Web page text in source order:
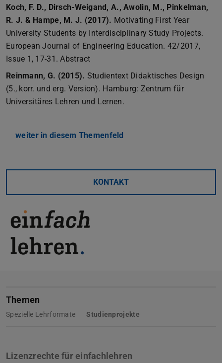
Koch, F. D., Dirsch-Weigand, A., Awolin, M., Pinkelman,
R. J. & Hampe, M. J. (2017). Motivating First Year
University Students by Interdisciplinary Study Projects.
European Journal of Engineering Education. 42/2017,
Issue 1, 17-31. Abstract
Reinmann, G. (2015). Studientext Didaktisches Design
(5., korr. und erg. Version). Hamburg: Zentrum für
Universitäres Lehren und Lernen.
weiter in diesem Themenfeld
KONTAKT
Themen
Spezielle Lehrformate Studienprojekte
Lizenzrechte für einfachlehren